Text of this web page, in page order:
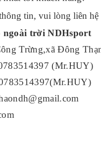
tin, vui lòng liên
ngoài trời NDHsport
Trừng,xã Đông
(Mr.HUY)